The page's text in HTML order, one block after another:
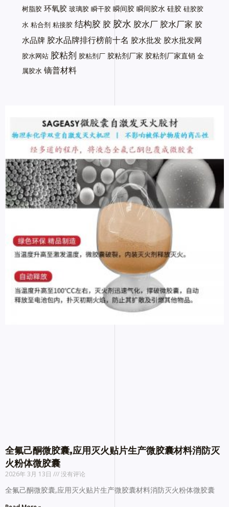
树脂胶 环氧胶 玻璃胶 瞬干胶 瞬间胶 瞬间胶水 硅胶 硅胶胶
水 粘合剂 粘接胶 结构胶 胶 胶水 胶水厂 胶水厂家 胶
水品牌 胶水品牌排行榜前十名 胶水批发 胶水批发网
胶水网站 胶粘剂 胶粘剂厂 胶粘剂厂家 胶粘剂厂家直销 金
属胶水 镝普材料
全氟己酮微胶囊,应用灭火贴片生产微胶囊材料消防灭
火粉体微胶囊
2026年 3月 13日 没有评论
全氟己酮微胶囊,应用灭火贴片生产微胶囊材料消防灭火粉体微胶囊